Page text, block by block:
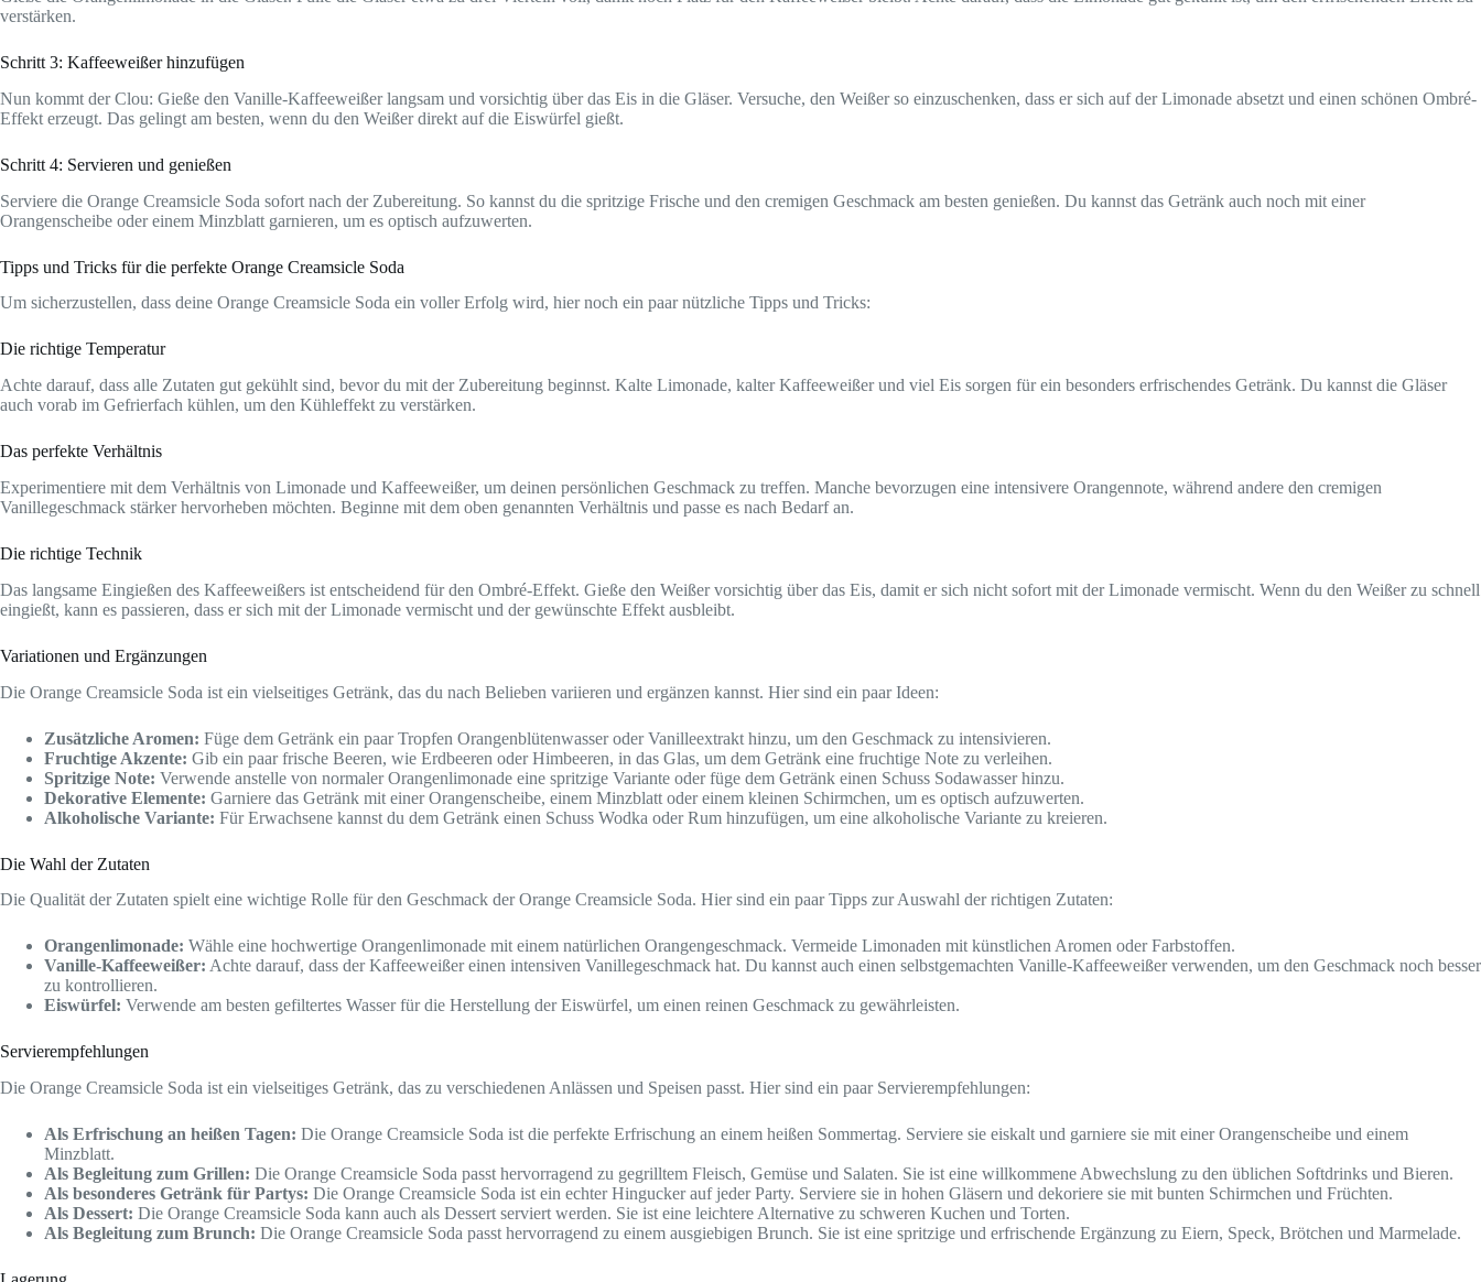
verstärken.
Schritt 3: Kaffeeweißer hinzufügen
Nun kommt der Clou: Gieße den Vanille-Kaffeeweißer langsam und vorsichtig über das Eis in die Gläser. Versuche, den Weißer so einzuschenken, dass er sich auf der Limonade absetzt und einen schönen Ombré-
Effekt erzeugt. Das gelingt am besten, wenn du den Weißer direkt auf die Eiswürfel gießt.
Schritt 4: Servieren und genießen
Serviere die Orange Creamsicle Soda sofort nach der Zubereitung. So kannst du die spritzige Frische und den cremigen Geschmack am besten genießen. Du kannst das Getränk auch noch mit einer
Orangenscheibe oder einem Minzblatt garnieren, um es optisch aufzuwerten.
Tipps und Tricks für die perfekte Orange Creamsicle Soda
Um sicherzustellen, dass deine Orange Creamsicle Soda ein voller Erfolg wird, hier noch ein paar nützliche Tipps und Tricks:
Die richtige Temperatur
Achte darauf, dass alle Zutaten gut gekühlt sind, bevor du mit der Zubereitung beginnst. Kalte Limonade, kalter Kaffeeweißer und viel Eis sorgen für ein besonders erfrischendes Getränk. Du kannst die Gläser
auch vorab im Gefrierfach kühlen, um den Kühleffekt zu verstärken.
Das perfekte Verhältnis
Experimentiere mit dem Verhältnis von Limonade und Kaffeeweißer, um deinen persönlichen Geschmack zu treffen. Manche bevorzugen eine intensivere Orangennote, während andere den cremigen
Vanillegeschmack stärker hervorheben möchten. Beginne mit dem oben genannten Verhältnis und passe es nach Bedarf an.
Die richtige Technik
Das langsame Eingießen des Kaffeeweißers ist entscheidend für den Ombré-Effekt. Gieße den Weißer vorsichtig über das Eis, damit er sich nicht sofort mit der Limonade vermischt. Wenn du den Weißer zu schnell
eingießt, kann es passieren, dass er sich mit der Limonade vermischt und der gewünschte Effekt ausbleibt.
Variationen und Ergänzungen
Die Orange Creamsicle Soda ist ein vielseitiges Getränk, das du nach Belieben variieren und ergänzen kannst. Hier sind ein paar Ideen:
Zusätzliche Aromen: Füge dem Getränk ein paar Tropfen Orangenblütenwasser oder Vanilleextrakt hinzu, um den Geschmack zu intensivieren.
Fruchtige Akzente: Gib ein paar frische Beeren, wie Erdbeeren oder Himbeeren, in das Glas, um dem Getränk eine fruchtige Note zu verleihen.
Spritzige Note: Verwende anstelle von normaler Orangenlimonade eine spritzige Variante oder füge dem Getränk einen Schuss Sodawasser hinzu.
Dekorative Elemente: Garniere das Getränk mit einer Orangenscheibe, einem Minzblatt oder einem kleinen Schirmchen, um es optisch aufzuwerten.
Alkoholische Variante: Für Erwachsene kannst du dem Getränk einen Schuss Wodka oder Rum hinzufügen, um eine alkoholische Variante zu kreieren.
Die Wahl der Zutaten
Die Qualität der Zutaten spielt eine wichtige Rolle für den Geschmack der Orange Creamsicle Soda. Hier sind ein paar Tipps zur Auswahl der richtigen Zutaten:
Orangenlimonade: Wähle eine hochwertige Orangenlimonade mit einem natürlichen Orangengeschmack. Vermeide Limonaden mit künstlichen Aromen oder Farbstoffen.
Vanille-Kaffeeweißer: Achte darauf, dass der Kaffeeweißer einen intensiven Vanillegeschmack hat. Du kannst auch einen selbstgemachten Vanille-Kaffeeweißer verwenden, um den Geschmack noch besser
zu kontrollieren.
Eiswürfel: Verwende am besten gefiltertes Wasser für die Herstellung der Eiswürfel, um einen reinen Geschmack zu gewährleisten.
Servierempfehlungen
Die Orange Creamsicle Soda ist ein vielseitiges Getränk, das zu verschiedenen Anlässen und Speisen passt. Hier sind ein paar Servierempfehlungen:
Als Erfrischung an heißen Tagen: Die Orange Creamsicle Soda ist die perfekte Erfrischung an einem heißen Sommertag. Serviere sie eiskalt und garniere sie mit einer Orangenscheibe und einem
Minzblatt.
Als Begleitung zum Grillen: Die Orange Creamsicle Soda passt hervorragend zu gegrilltem Fleisch, Gemüse und Salaten. Sie ist eine willkommene Abwechslung zu den üblichen Softdrinks und Bieren.
Als besonderes Getränk für Partys: Die Orange Creamsicle Soda ist ein echter Hingucker auf jeder Party. Serviere sie in hohen Gläsern und dekoriere sie mit bunten Schirmchen und Früchten.
Als Dessert: Die Orange Creamsicle Soda kann auch als Dessert serviert werden. Sie ist eine leichtere Alternative zu schweren Kuchen und Torten.
Als Begleitung zum Brunch: Die Orange Creamsicle Soda passt hervorragend zu einem ausgiebigen Brunch. Sie ist eine spritzige und erfrischende Ergänzung zu Eiern, Speck, Brötchen und Marmelade.